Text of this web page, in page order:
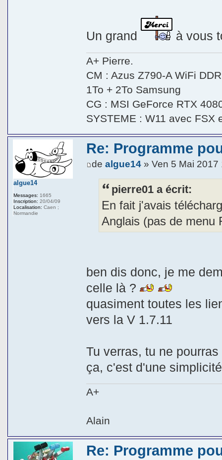
Un grand à vous
A+ Pierre.
CM : Azus Z790-A WiFi
1To + 2To Samsung
CG : MSI GeForce RTX
SYSTEME : W11 avec FSX
Re: Programme
dealgue14 » Ven 5 Mai 2017
pierre01 a écrit:
En fait j'avais
Anglais (pas de menu
ben dis donc, je me
celle là ?
quasiment toutes les
vers la V 1.7.11
Tu verras, tu ne
ça, c'est d'une
A+
Alain
algue14
Messages: 1665
Inscription: 20/04/09
Localisation: Caen ;
Normandie
Re: Programme